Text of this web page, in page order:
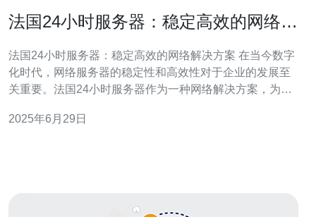
法国24小时服务器：稳定高效的网络解
法国24小时服务器：稳定高效的网络解决方案 在当今数字
化时代，网络服务器的稳定性和高效性对于企业的发展至
关重要。法国24小时服务器作为一种网络解决方案，为用
中脱颖而出。 法国24小时服务器采用最先进的技术和设
2025年6月29日